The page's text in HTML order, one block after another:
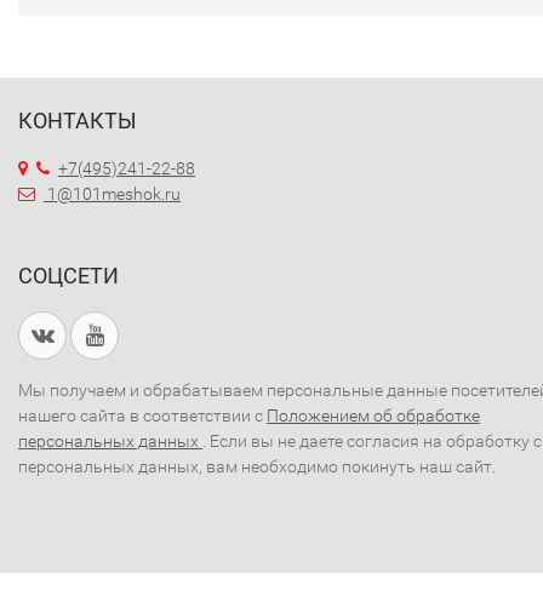
КОНТАКТЫ
+7(495)241-22-88
1@101meshok.ru
СОЦСЕТИ
Мы получаем и обрабатываем персональные данные
нашего сайта в соответствии с Положением об обработке
персональных данных . Если вы не даете согласия на обработку
персональных данных, вам необходимо покинуть наш сайт.